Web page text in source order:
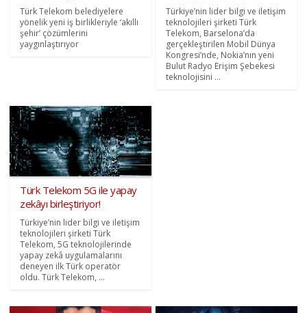
Türk Telekom belediyelere
yönelik yeni iş birlikleriyle ‘akıllı
şehir’ çözümlerini
yaygınlaştırıyor
Türkiye’nin lider bilgi ve iletişim
teknolojileri şirketi Türk
Telekom, Barselona’da
gerçekleştirilen Mobil Dünya
Kongresi’nde, Nokia’nın yeni
Bulut Radyo Erişim Şebekesi
teknolojisini ...
Türk Telekom 5G ile yapay
zekâyı birleştiriyor!
Türkiye’nin lider bilgi ve iletişim
teknolojileri şirketi Türk
Telekom, 5G teknolojilerinde
yapay zekâ uygulamalarını
deneyen ilk Türk operatör
oldu. Türk Telekom, ...